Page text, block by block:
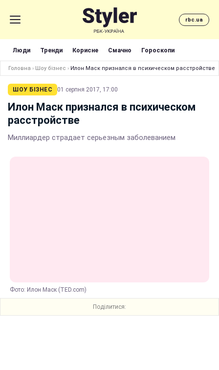
rbc.ua
Люди Тренди Корисне Смачно Гороскопи
Головна › Шоу бізнес › Илон Маск признался в психическом расстройстве
ШОУ БІЗНЕС 01 серпня 2017, 17:00
Илон Маск признался в психическом
расстройстве
Миллиардер страдает серьезным заболеванием
Фото: Илон Маск (TED.com)
Поділитися: